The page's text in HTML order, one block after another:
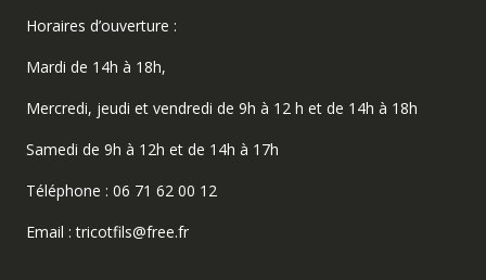
Horaires d’ouverture :
Mardi de 14h à 18h,
Mercredi, jeudi et vendredi de 9h à 12 h et de 14h à 18h
Samedi de 9h à 12h et de 14h à 17h
Téléphone : 06 71 62 00 12
Email : tricotfils@free.fr